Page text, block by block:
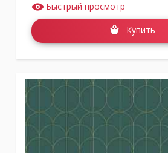
Быстрый просмотр
Купить